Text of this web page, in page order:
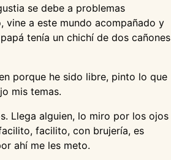
se debe a problemas
vine a este mundo acompañado y
tenía un chichí de dos cañones
porque he sido libre, pinto lo que
mis temas.
Llega alguien, lo miro por los ojos
facilito, con brujería, es
ahí me les meto.